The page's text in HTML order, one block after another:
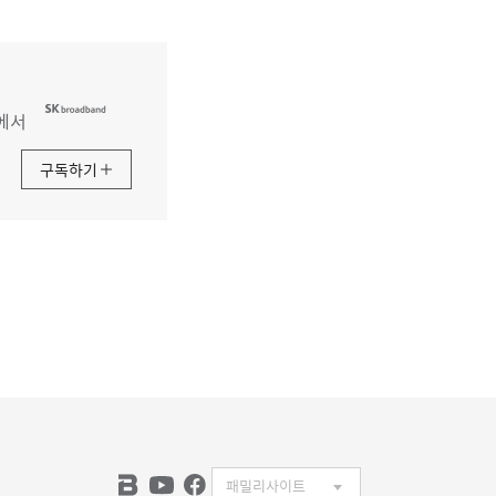
서
구독하기